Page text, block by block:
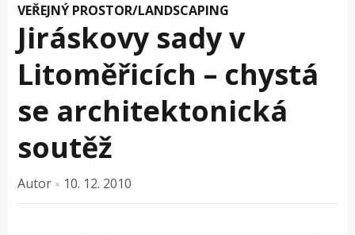
VEŘEJNÝ PROSTOR/LANDSCAPING
Jiráskovy sady v
Litoměřicích – chystá
se architektonická
soutěž
Autor × 10. 12. 2010